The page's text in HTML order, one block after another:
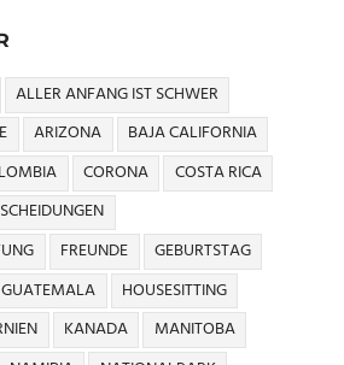
ALLER ANFANG IST SCHWER
ARIZONA
BAJA CALIFORNIA
CORONA
COSTA RICA
FREUNDE
GEBURTSTAG
GUATEMALA
HOUSESITTING
KANADA
MANITOBA